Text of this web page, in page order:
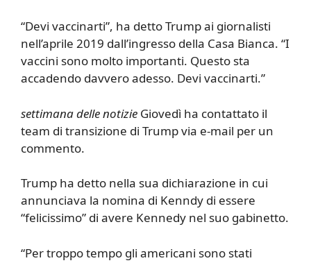
“Devi vaccinarti”, ha detto Trump ai giornalisti
nell’aprile 2019 dall’ingresso della Casa Bianca. “I
vaccini sono molto importanti. Questo sta
accadendo davvero adesso. Devi vaccinarti.”
settimana delle notizie Giovedì ha contattato il
team di transizione di Trump via e-mail per un
commento.
Trump ha detto nella sua dichiarazione in cui
annunciava la nomina di Kenndy di essere
“felicissimo” di avere Kennedy nel suo gabinetto.
“Per troppo tempo gli americani sono stati